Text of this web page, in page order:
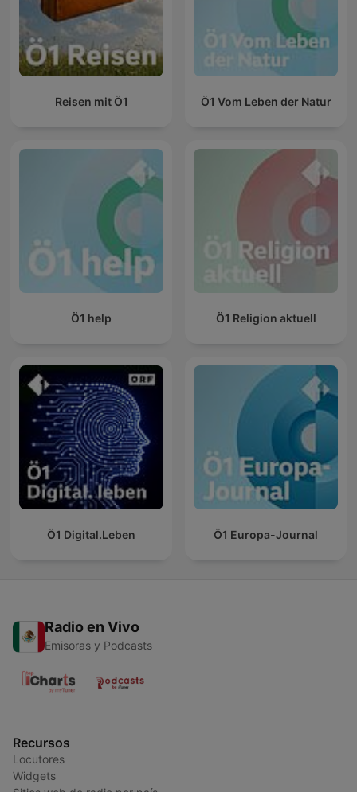
Reisen mit Ö1 Ö1 Vom Leben der Natur
Ö1 help Ö1 Religion aktuell
Ö1 Digital.Leben Ö1 Europa-Journal
Radio en Vivo
Emisoras y Podcasts
Recursos
Locutores
Widgets